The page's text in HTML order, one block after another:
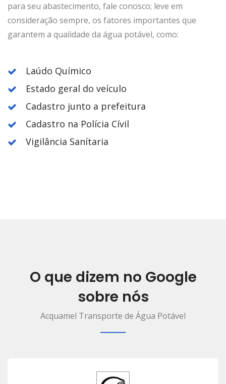
para seu abastecimento, fale conosco; leve em
consideração sempre, os fatores importantes que
garantem a qualidade da água potável, como:
Laúdo Químico
Estado geral do veículo
Cadastro junto a prefeitura
Cadastro na Polícia Cívil
Vigilância Sanítaria
O que dizem no Google
sobre nós
Acquamel Transporte de Água Potável